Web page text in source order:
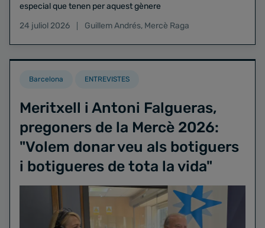
especial que tenen per aquest gènere
24 juliol 2026
Guillem Andrés, Mercè Raga
Barcelona ENTREVISTES
Meritxell i Antoni Falgueras,
pregoners de la Mercè 2026:
"Volem donar veu als botiguers
i botigueres de tota la vida"